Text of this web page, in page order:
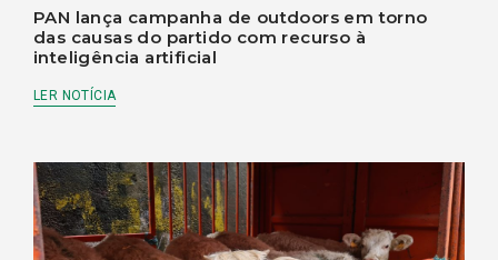
PAN lança campanha de outdoors em torno
das causas do partido com recurso à
inteligência artificial
LER NOTÍCIA